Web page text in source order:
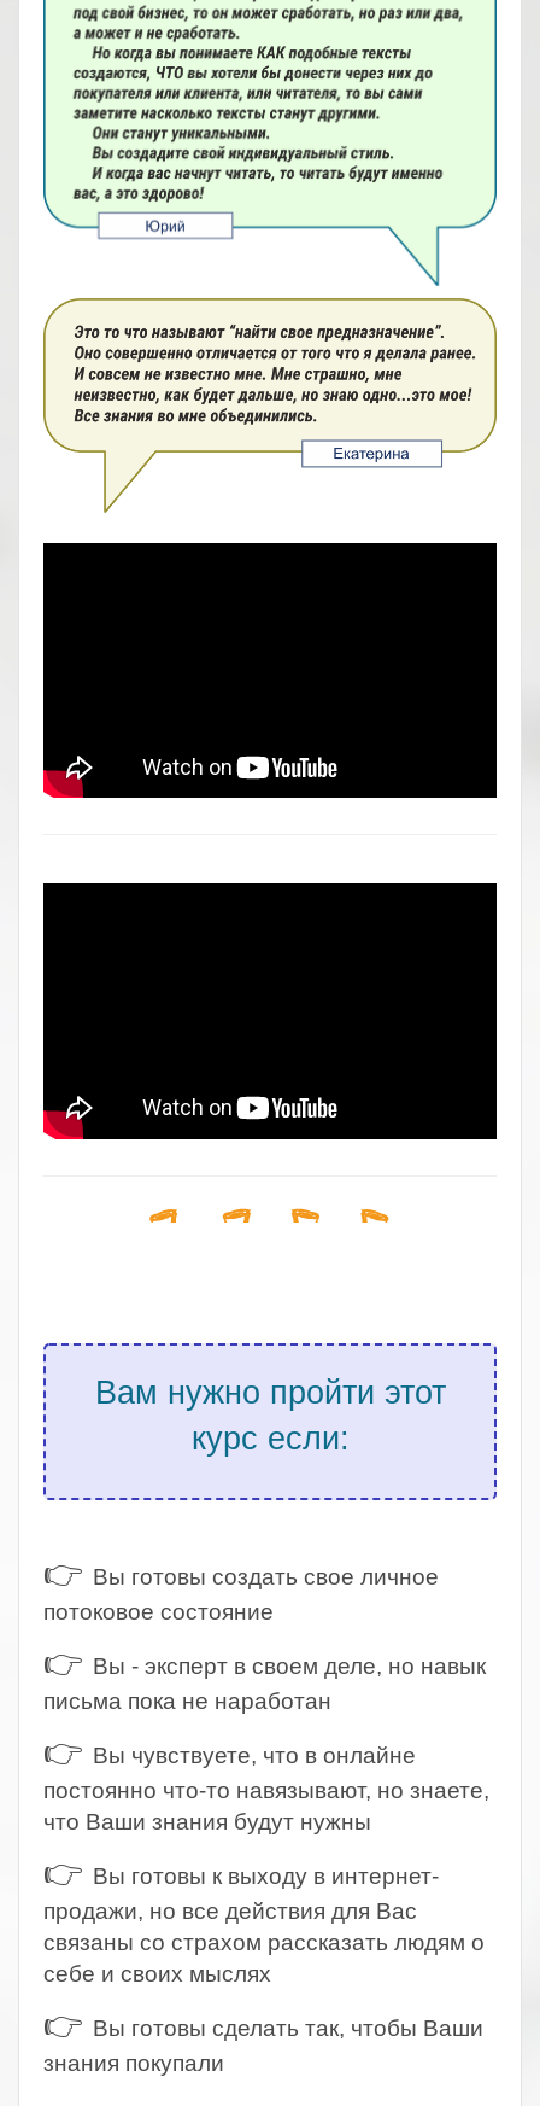
Вам нужно пройти этот
курс если:
👉 Вы готовы создать свое личное
потоковое состояние
👉 Вы - эксперт в своем деле, но навык
письма пока не наработан
👉 Вы чувствуете, что в онлайне
постоянно что-то навязывают, но знаете,
что Ваши знания будут нужны
👉 Вы готовы к выходу в интернет-
продажи, но все действия для Вас
связаны со страхом рассказать людям о
себе и своих мыслях
👉 Вы готовы сделать так, чтобы Ваши
знания покупали